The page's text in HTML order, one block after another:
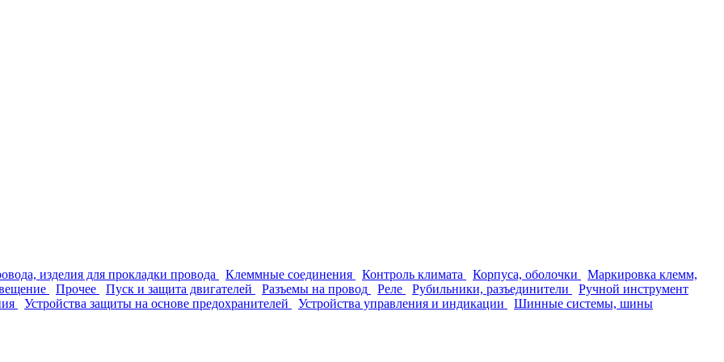
изделия для прокладки провода Клеммные соединения Контроль климата Корпуса, оболочки
Маркировка клемм,
Прочее Пуск и защита двигателей Разъемы на провод Реле Рубильники, разъединители
Ручной инструмент
Устройства защиты на основе предохранителей Устройства управления и индикации
Шинные системы, шины